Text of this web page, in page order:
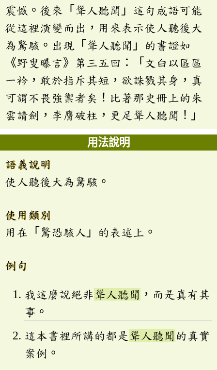
震憾。後來「聳人聽聞」這句成語可能
從這裡演變而出，用來表示使人聽後大
為驚駭。出現「聳人聽聞」的書證如
《野叟曝言》第三五回：「文白以區區
一衿，敢於指斥其短，欲誅戮其身，真
可謂不畏強禦者矣！比著那史冊上的朱
雲請劍，李膺破柱，更足聳人聽聞！」
用法說明
語義說明
使人聽後大為驚駭。
使用類別
用在「驚恐駭人」的表述上。
例句
我這麼說絕非聳人聽聞 ，而是真有其
事。
這本書裡所講的都是 聳人聽聞 的真實
案例。